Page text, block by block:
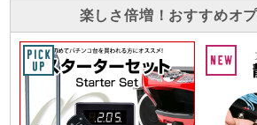
楽しさ倍増！おすすめオ